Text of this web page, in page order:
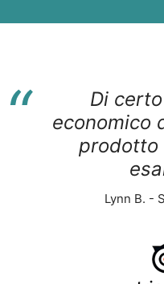
“
Di
economico
prodotto
Lynn B. -